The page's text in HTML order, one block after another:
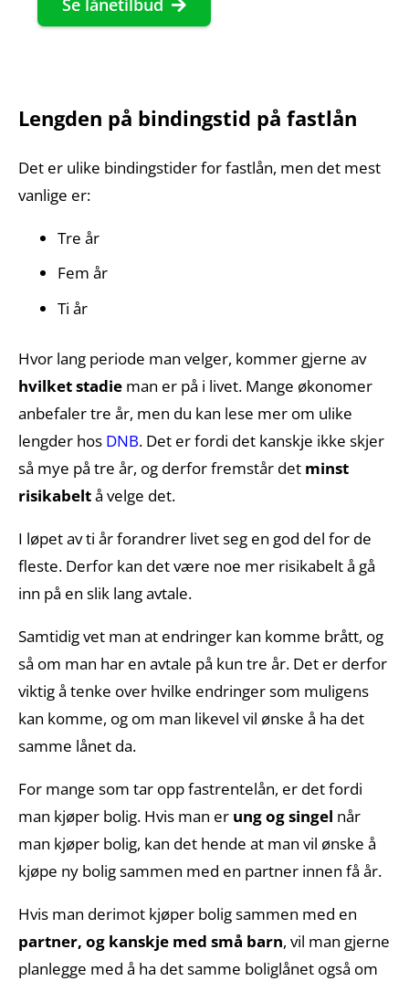
Lengden på bindingstid på fastlån
Det er ulike bindingstider for fastlån, men det mest
vanlige er:
Tre år
Fem år
Ti år
Hvor lang periode man velger, kommer gjerne av
hvilket stadie man er på i livet. Mange økonomer
anbefaler tre år, men du kan lese mer om ulike
lengder hos DNB. Det er fordi det kanskje ikke skjer
så mye på tre år, og derfor fremstår det minst
risikabeltå velge det.
I løpet av ti år forandrer livet seg en god del for de
fleste. Derfor kan det være noe mer risikabelt å gå
inn på en slik lang avtale.
Samtidig vet man at endringer kan komme brått, og
så om man har en avtale på kun tre år. Det er derfor
viktig å tenke over hvilke endringer som muligens
kan komme, og om man likevel vil ønske å ha det
samme lånet da.
For mange som tar opp fastrentelån, er det fordi
man kjøper bolig. Hvis man er ung og singel når
man kjøper bolig, kan det hende at man vil ønske å
kjøpe ny bolig sammen med en partner innen få år.
Hvis man derimot kjøper bolig sammen med en
partner, og kanskje med små barn, vil man gjerne
planlegge med å ha det samme boliglånet også om